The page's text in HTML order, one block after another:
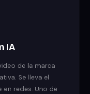
IA
de la marca
Se lleva el
redes. Uno de